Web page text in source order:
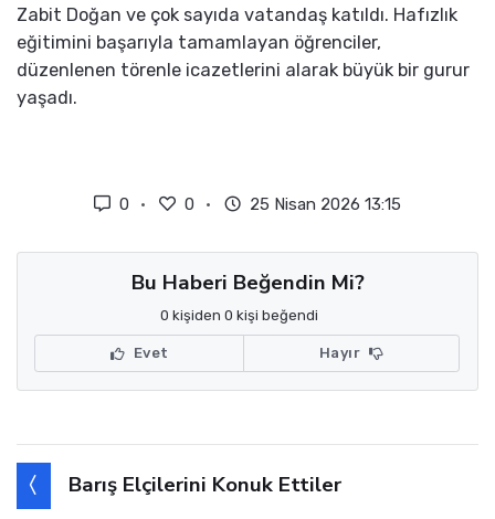
Zabit Doğan ve çok sayıda vatandaş katıldı. Hafızlık
eğitimini başarıyla tamamlayan öğrenciler,
düzenlenen törenle icazetlerini alarak büyük bir gurur
yaşadı.
0 0 25 Nisan 2026 13:15
Bu Haberi Beğendin Mi?
0 kişiden 0 kişi beğendi
Evet Hayır
Barış Elçilerini Konuk Ettiler